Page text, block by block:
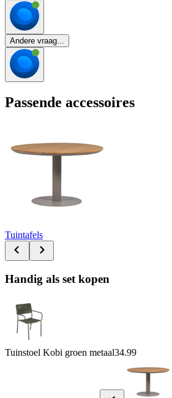
Andere vraag...
Passende accessoires
Tuintafels
Handig als set kopen
Tuinstoel Kobi groen metaal34.99